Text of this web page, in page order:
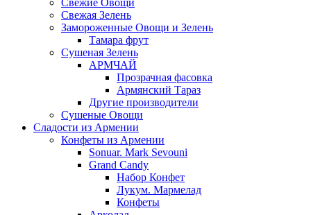
Свежие Овощи
Свежая Зелень
Замороженные Овощи и Зелень
Тамара фрут
Сушеная Зелень
АРМЧАЙ
Прозрачная фасовка
Армянский Тараз
Другие производители
Сушеные Овощи
Сладости из Армении
Конфеты из Армении
Sonuar. Mark Sevouni
Grand Candy
Набор Конфет
Лукум. Мармелад
Конфеты